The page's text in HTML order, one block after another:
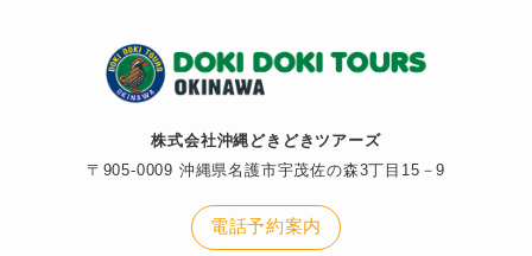
株式会社沖縄どきどきツアーズ
〒905-0009 沖縄県名護市宇茂佐の森3丁目15－9
電話予約案内